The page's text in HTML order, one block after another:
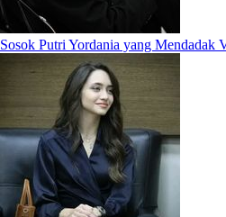
Sosok Putri Yordania yang Mendadak